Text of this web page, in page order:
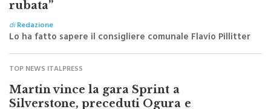
diRedazione
Lo ha fatto sapere il consigliere comunale Flavio Pillitter
TOP NEWS ITALPRESS
Martin vince la gara Sprint a
Silverstone, preceduti Ogura e
Bezzecchi